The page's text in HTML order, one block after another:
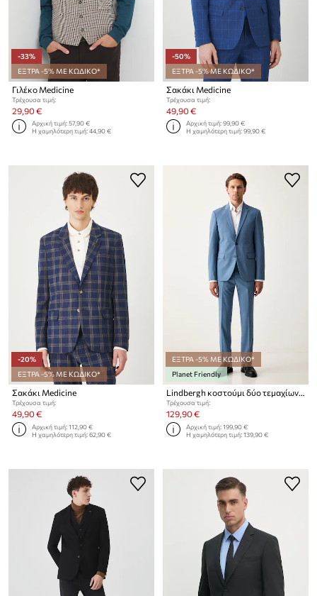
-33%
ΕΞΤΡΑ -5% ΜΕ ΚΩΔΙΚΟ*
Γιλέκο Medicine
Τρέχουσα τιμή:
29,90 €
Αρχική τιμή:57,90 €
Η χαμηλότερη τιμή:44,90 €
-50%
ΕΞΤΡΑ -5% ΜΕ ΚΩΔΙΚΟ*
Σακάκι Medicine
Τρέχουσα τιμή:
49,90 €
Αρχική τιμή:99,90 €
Η χαμηλότερη τιμή:99,90 €
-20%
ΕΞΤΡΑ -5% ΜΕ ΚΩΔΙΚΟ*
Σακάκι Medicine
Τρέχουσα τιμή:
49,90 €
Αρχική τιμή:112,90 €
Η χαμηλότερη τιμή:62,90 €
ΕΞΤΡΑ -5% ΜΕ ΚΩΔΙΚΟ*
Planet Friendly
Lindbergh κοστούμι δύο τεμαχίων Ανδρικό
Τρέχουσα τιμή:
129,90 €
Αρχική τιμή:199,90 €
Η χαμηλότερη τιμή:139,90 €